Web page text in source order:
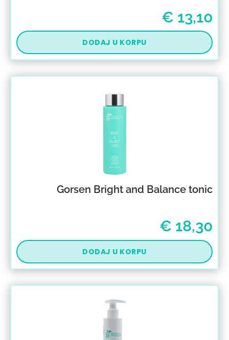
€ 13,10
DODAJ U KORPU
Gorsen Bright and Balance tonic
€ 18,30
DODAJ U KORPU